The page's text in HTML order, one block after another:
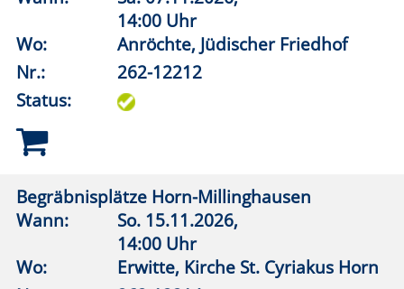
262-12321
Status:
Versunkene Welten: Ruinenstädte in der
Antike von Troja bis Pompeji
Wann:
Wo:
vhs online
Nr.:
262-12323